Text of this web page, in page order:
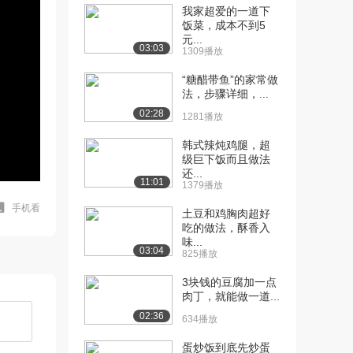
手机看
03:03
我家超爱的一道下
饭菜，成本不到5
元...
1309播放
02:28
“糖醋带鱼”的家常做
法，步骤详细，...
1281播放
11:01
韩式辣炖鸡腿，超
级巨下饭而且做法
还...
1379播放
03:04
土豆和鸡胸肉超好
吃的做法，酥香入
味...
825播放
02:36
3块钱的豆腐加一点
肉丁，就能做一道...
634播放
蛋炒饭到底先炒蛋